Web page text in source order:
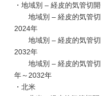
・地域別 – 経皮的気管切
地域別 – 経皮的気管切
2024年
地域別 – 経皮的気管切
2032年
地域別 – 経皮的気管切
年～2032年
・北米